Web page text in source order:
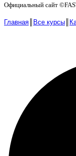
Официальный сайт
Главная Все курсы